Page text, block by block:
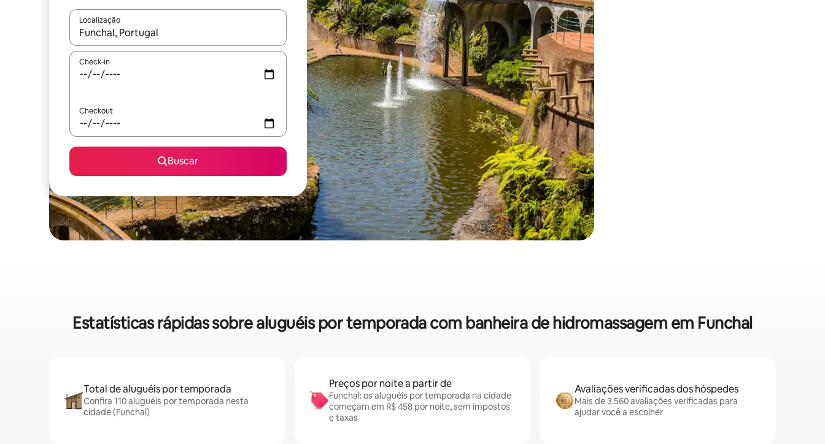
Localização
Quando os resultados estiverem disponíveis, explore-os usando as seta para cima e para baixo do teclado ou tocando e deslizando o dedo na tela.
Check-in
Checkout
Buscar
Estatísticas rápidas sobre aluguéis por temporada com banheira de hidromassagem em Funchal
Total de aluguéis por temporada
Confira 110 aluguéis por temporada nesta
cidade (Funchal)
Preços por noite a partir de
Funchal: os aluguéis por temporada na cidade
começam em R$ 458 por noite, sem impostos
e taxas
Avaliações verificadas dos hóspedes
Mais de 3.560 avaliações verificadas para
ajudar você a escolher